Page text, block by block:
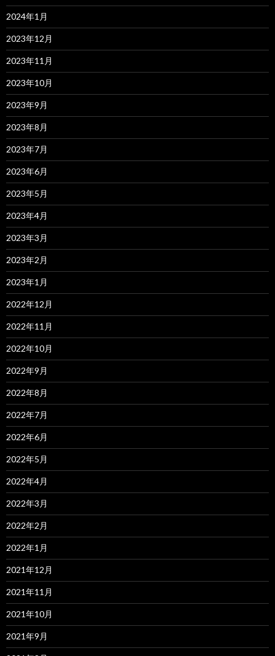
2024年1月
2023年12月
2023年11月
2023年10月
2023年9月
2023年8月
2023年7月
2023年6月
2023年5月
2023年4月
2023年3月
2023年2月
2023年1月
2022年12月
2022年11月
2022年10月
2022年9月
2022年8月
2022年7月
2022年6月
2022年5月
2022年4月
2022年3月
2022年2月
2022年1月
2021年12月
2021年11月
2021年10月
2021年9月